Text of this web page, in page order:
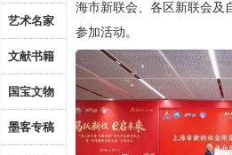
艺术名家
文献书籍
国宝文物
墨客专稿
海市新联会、各区新联会及
参加活动。